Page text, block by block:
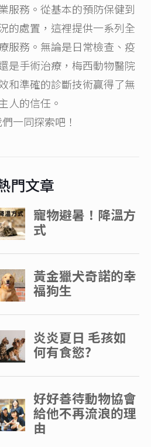
服務。從基本的預防保健到
的處置，這裡提供一系列全
服務。無論是日常檢查、疫
是手術治療，梅西動物醫院
和準確的診斷技術贏得了無
人的信任。
一同探索吧！
門文章